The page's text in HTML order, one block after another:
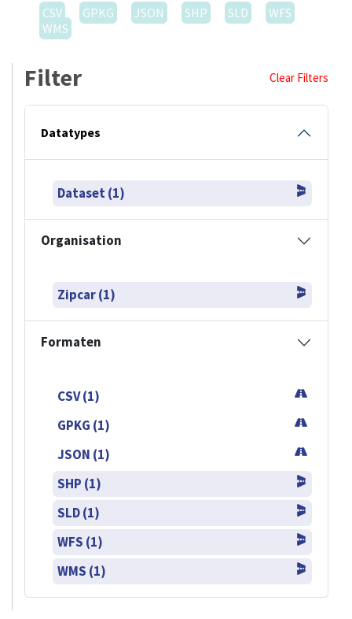
CSV
GPKG JSON SHP SLD
WFS
WMS
Filter Clear Filters
Datatypes
Dataset (1)
Organisation
Zipcar (1)
Formaten
CSV (1)
GPKG (1)
JSON (1)
SHP (1)
SLD (1)
WFS (1)
WMS (1)